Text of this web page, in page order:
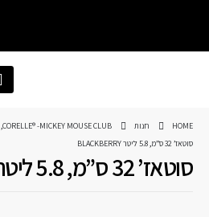
HOME חנות CORELLE® -MICKEY MOUSE CLUB
,
סוטאז’ 32 ס”מ, 5.8 ליטר BLACKBERRY
סוטאז’ 32 ס”מ, 5.8 ליטר BLACKBERRY